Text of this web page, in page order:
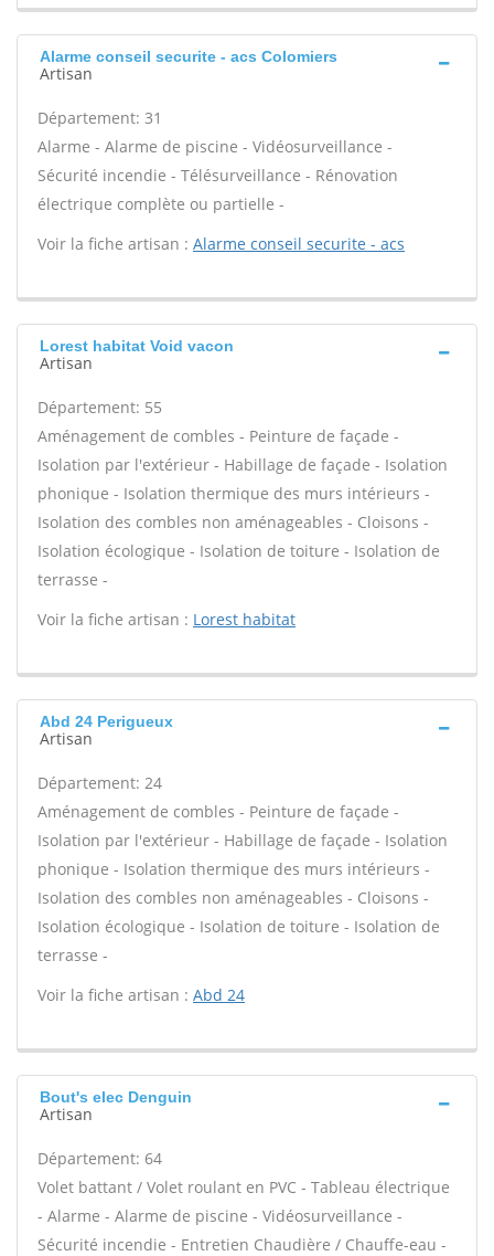
Alarme conseil securite - acs Colomiers
Artisan
Département: 31
Alarme - Alarme de piscine - Vidéosurveillance -
Sécurité incendie - Télésurveillance - Rénovation
électrique complète ou partielle -
Voir la fiche artisan : Alarme conseil securite - acs
Lorest habitat Void vacon
Artisan
Département: 55
Aménagement de combles - Peinture de façade -
Isolation par l'extérieur - Habillage de façade - Isolation
phonique - Isolation thermique des murs intérieurs -
Isolation des combles non aménageables - Cloisons -
Isolation écologique - Isolation de toiture - Isolation de
terrasse -
Voir la fiche artisan : Lorest habitat
Abd 24 Perigueux
Artisan
Département: 24
Aménagement de combles - Peinture de façade -
Isolation par l'extérieur - Habillage de façade - Isolation
phonique - Isolation thermique des murs intérieurs -
Isolation des combles non aménageables - Cloisons -
Isolation écologique - Isolation de toiture - Isolation de
terrasse -
Voir la fiche artisan : Abd 24
Bout's elec Denguin
Artisan
Département: 64
Volet battant / Volet roulant en PVC - Tableau électrique
- Alarme - Alarme de piscine - Vidéosurveillance -
Sécurité incendie - Entretien Chaudière / Chauffe-eau -